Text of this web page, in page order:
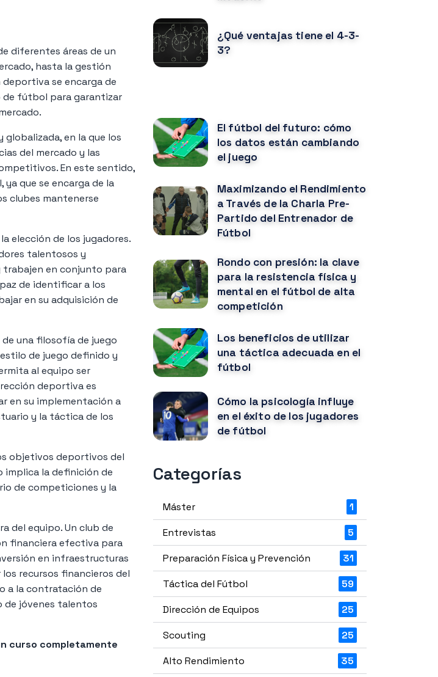
diferentes áreas de un
hasta la gestión
se encarga de
de fútbol para garantizar
en la que los
del mercado y las
En este sentido,
que se encarga de la
clubes mantenerse
elección de los jugadores.
talentosos y
trabajen en conjunto para
de identificar a los
en su adquisición de
una filosofía de juego
de juego definido y
al equipo ser
deportiva es
en su implementación a
y la táctica de los
objetivos deportivos del
implica la definición de
de competiciones y la
del equipo. Un club de
financiera efectiva para
en infraestructuras
recursos financieros del
a la contratación de
de jóvenes talentos
curso completamente
¿Qué ventajas tiene el 4-3-
3?
El fútbol del futuro: cómo
los datos están cambiando
el juego
Maximizando el Rendimiento
a Través de la Charla Pre-
Partido del Entrenador de
Fútbol
Rondo con presión: la clave
para la resistencia física y
mental en el fútbol de alta
competición
Los beneficios de utilizar
una táctica adecuada en el
fútbol
Cómo la psicología influye
en el éxito de los jugadores
de fútbol
Categorías
Máster
1
Entrevistas
5
Preparación Física y Prevención
31
Táctica del Fútbol
59
Dirección de Equipos
25
Scouting
25
Alto Rendimiento
35